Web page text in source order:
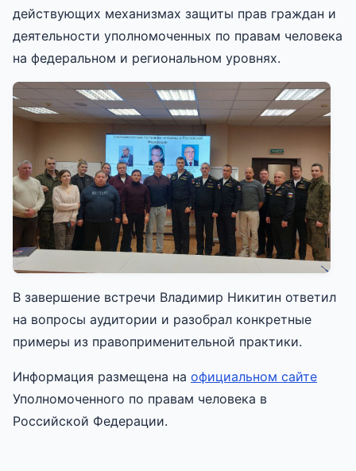
действующих механизмах защиты прав граждан и
деятельности уполномоченных по правам человека
на федеральном и региональном уровнях.
В завершение встречи Владимир Никитин ответил
на вопросы аудитории и разобрал конкретные
примеры из правоприменительной практики.
Информация размещена на официальном сайте
Уполномоченного по правам человека в
Российской Федерации.